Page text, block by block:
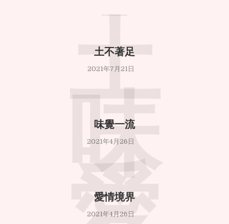
土不著足
2021年7月21日
土
味覺一流
2021年4月26日
味
愛情境界
2021年4月26日